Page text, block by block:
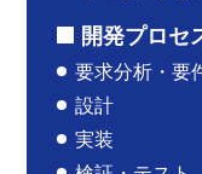
開発プロセ
要求分析・要
設計
実装